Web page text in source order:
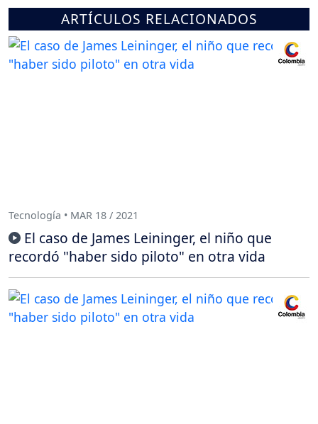
ARTÍCULOS RELACIONADOS
Tecnología • MAR 18 / 2021
El caso de James Leininger, el niño que
recordó "haber sido piloto" en otra vida